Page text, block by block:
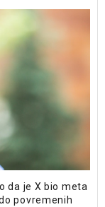
da je X bio meta
povremenih